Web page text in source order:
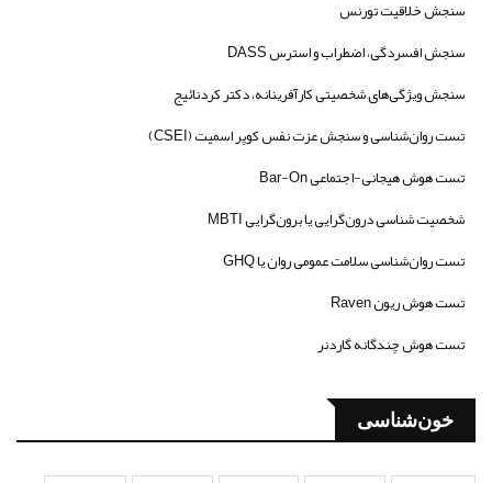
سنجش خلاقیت تورنس
سنجش افسردگی، اضطراب و استرس DASS
سنجش ویژگی‌های شخصیتی کارآفرینانه، دکتر کردنائیج
تست روان‌شناسی و سنجش عزت نفس کوپر اسمیت (CSEI)
تست هوش هیجانی-اجتماعی Bar-On
شخصیت شناسی درون‌گرایی یا برون‌گرایی MBTI
تست روان‌شناسی سلامت عمومی روان یا GHQ
تست هوش ریون Raven
تست هوش چندگانه گاردنر
خون‌شناسی